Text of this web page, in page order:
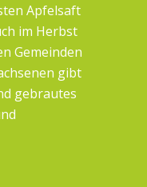
Apfelsaft
im Herbst
Gemeinden
gibt
gebrautes